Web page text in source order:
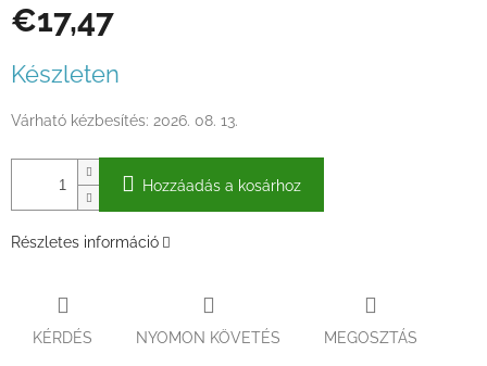
€17,47
Készleten
Várható kézbesítés: 2026. 08. 13.
Hozzáadás a kosárhoz
Részletes információ
KÉRDÉS NYOMON KÖVETÉS MEGOSZTÁS